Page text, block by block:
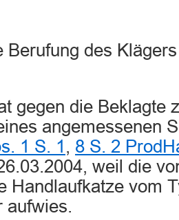
Berufung des
gegen die Beklagte
angemessenen
1 S. 1 , 8 S. 2
weil die
Handlaufkatze vom
aufwies.